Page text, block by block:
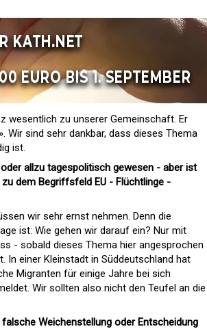
wesentlich zu unserer Gemeinschaft. Er
Wir sind sehr dankbar, dass dieses Thema
ist.
allzu tagespolitisch gewesen - aber ist
dem Begriffsfeld EU - Flüchtlinge -
wir sehr ernst nehmen. Denn die
ist: Wie gehen wir darauf ein? Nur mit
- sobald dieses Thema hier angesprochen
In einer Kleinstadt in Süddeutschland hat
Migranten für einige Jahre bei sich
Wir sollten also nicht den Teufel an die
Weichenstellung oder Entscheidung